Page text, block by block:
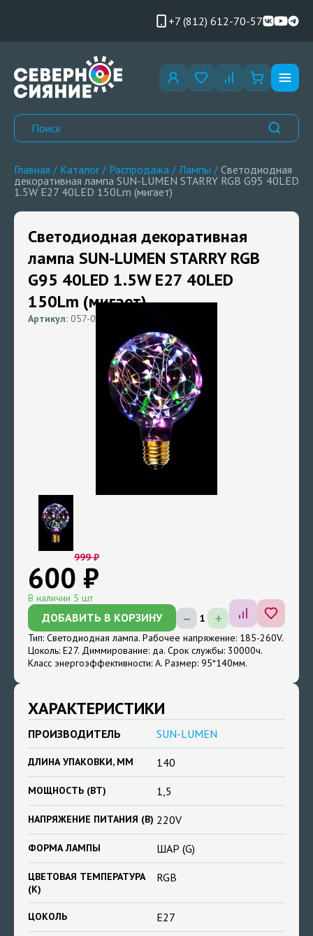
+7 (812) 612-70-57
Главная / Каталог/ Распродажа / Лампы / Светодиодная
декоративная лампа SUN-LUMEN STARRY RGB G95 40LED
1.5W E27 40LED 150Lm (мигает)
Светодиодная декоративная
лампа SUN-LUMEN STARRY RGB
G95 40LED 1.5W E27 40LED
150Lm (мигает)
Артикул: 057-073
Тип: Светодиодная лампа. Рабочее напряжение: 185-260V.
Цоколь: E27. Диммирование: да. Срок службы: 30000ч.
Класс энергоэффективности: А. Размер: 95*140мм.
999 ₽
600 ₽
В наличии 5 шт
– +
ДОБАВИТЬ В КОРЗИНУ
ХАРАКТЕРИСТИКИ
ПРОИЗВОДИТЕЛЬ SUN-LUMEN
ДЛИНА УПАКОВКИ, ММ 140
МОЩНОСТЬ (ВТ) 1,5
НАПРЯЖЕНИЕ ПИТАНИЯ (В) 220V
ФОРМА ЛАМПЫ ШАР (G)
ЦВЕТОВАЯ ТЕМПЕРАТУРА
(К)
RGB
ЦОКОЛЬ E27